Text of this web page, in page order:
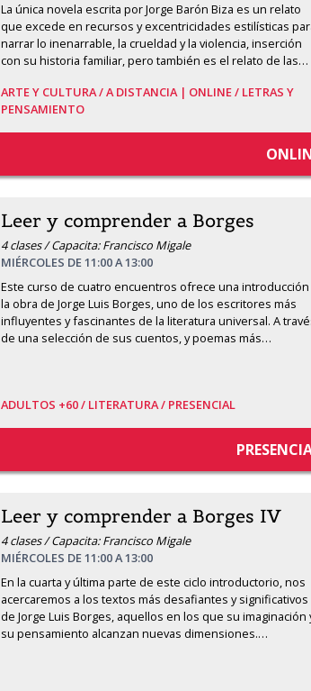
La única novela escrita por Jorge Barón Biza es un relato
que excede en recursos y excentricidades estilísticas
narrar lo inenarrable, la crueldad y la violencia, inserción
con su historia familiar, pero también es el relato de las…
ARTE Y CULTURA /A DISTANCIA | ONLINE / LETRAS Y
PENSAMIENTO
Leer y comprender a Borges
4 clases / Capacita: Francisco Migale
MIÉRCOLES DE 11:00 A 13:00
Este curso de cuatro encuentros ofrece una introducción
la obra de Jorge Luis Borges, uno de los escritores más
influyentes y fascinantes de la literatura universal. A
de una selección de sus cuentos, y poemas más…
ADULTOS +60 / LITERATURA / PRESENCIAL
Leer y comprender a Borges IV
4 clases / Capacita: Francisco Migale
MIÉRCOLES DE 11:00 A 13:00
En la cuarta y última parte de este ciclo introductorio, nos
acercaremos a los textos más desafiantes y significativos
de Jorge Luis Borges, aquellos en los que su imaginación
su pensamiento alcanzan nuevas dimensiones.…